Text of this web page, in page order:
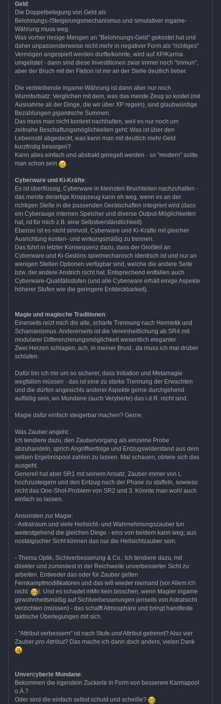
Geld :
Die Doppelbelegung von Geld als
Belohnungs-/Steigerungsmechanismus und simulativer ingame-
Währung muss weg.
Was vorher riesige Mengen an "Belohnungs-Geld" gekostet hat und
daher unpassenderweise nicht mehr in negativer Form als "richtiges"
Vermögen angespielt werden durfte/konnte, wird auf XP/Karma
umgelistet - dann sind diese Investitionen zwar immer noch "immun",
aber der Bruch mit der Fiktion ist mir an der Stelle deutlich lieber.
Die verbleibende ingame-Währung ist dann aber nur noch
Wurmfortsatz: Verglichen mit dem, was das meiste Zeug so kostet (mit
Ausnahme all der Dinge, die wir über XP regeln), sind glaubwürdige
Bezahlungen gigantischeSummen.
Das muss man nicht konkret nachhalten, weil es nur noch um
zeitnahe Beschaffungsmöglichkeiten geht: Was ist über den
Lebensstil abgedeckt, was kann man mit deutlich mehr Geld
kurzfristig besorgen?
Kann alles einfach und abstrakt geregelt werden - so "modern" sollte
man schon sein
Cyberware und Ki-Kräfte:
Es ist überflüssig, Cyberware in kleinsten Bruchteilen nachzuhalten -
das meiste derartige Kroppzeug kann eh weg, wenn es an der
richtigen Stelle in die passenden Gerätschaften integriert wird (dass
ein Cyberauge internen Speicher und diverse Output-Möglichkeiten
hat, ist für mich z.B. eine Selbstverständlichkeit).
Ebenso ist es nicht sinnvoll, Cyberware und Ki-Kräfte mit gleicher
Ausrichtung kosten- und wirkungsmäßig zu trennen.
Das führt in letzter Konsequenz dazu, dass der Großteil an
Cyberware und Ki-Gedöns spielmechanisch identisch ist und nur an
wenigen Stellen Optionen verfügbar sind, welche die andere Seite
bzw. der andere Anstrich nicht hat. Entsprechend entfallen auch
Cyberware-Qualitätsstufen (und alle Cyberware erhält einige Aspekte
höherer Stufen wie die geringere Entdeckbarkeit).
Magie und magische Traditionen:
Einerseits reizt mich die alte, scharfe Trennung nach Hermetik und
Schamanismus. Andererseits ist die Vereinheitlichung ab SR4 mit
modularer Differenzierungsmöglichkeit wesentlich eleganter.
Zwei Herzen schlagen, ach, in meiner Brust...da muss ich mal drüber
schlafen.
Dafür bin ich mir um so sicherer, dass Initiation und Metamagie
wegfallen müssen - das ist eine zu starke Trennung der Erwachten
und die dürfen angesichts anderer Aspekte gerne durchgehend
auffällig sein, wo Mundane (auch Veryberte) das i.d.R. nicht sind.
Magie dafür einfach steigerbar machen? Gerne.
Was Zauber angeht:
Ich tendiere dazu, den Zaubervorgang als einzelne Probe
abzuhandeln, sprich Angriffserfolge und Entzugswiderstand aus dem
selben Ergebnispool zahlen zu lassen. Mal schauen, ob/wie sich das
ausgeht.
Generell hat aber SR1 mit seinem Ansatz, Zauber immer von L
hochzusteigern und den Entzug nach der Phase zu staffeln, sowieso
nicht das One-Shot-Problem von SR2 und 3. Könnte man wohl auch
einfach so lassen.
Ansonsten zur Magie:
- Astralraum und viele Hellsicht- und Wahrnehmungszauber tun
weitestgehend die gleichen Dinge - eins von beidem kann weg; aus
nostalgischer Sicht können das nur die Hellsichtzauber sein.
- Thema Optik, Sichtverbesserung & Co.: Ich tendiere dazu, mit
direkter und zumindest in der Reichweite unverbesserter Sicht zu
arbeiten. Entweder das oder für Zauber gelten
Fernkampfmodifikatoren und das will wieder niemand (vor Allem ich
nicht
). Und es schadet mMn kein bisschen, wenn Magier ingame
gewohnheitsmäßig auf Sichtverbesserungen jenseits von Astralsicht
verzichten (müssen) - das schafft Atmosphäre und bringt handfeste
taktische Überlegungen mit sich.
- "Attribut verbessern" ist nach Stufe undAttribut getrennt? Also vier
Zauber pro Attribut? Das mache ich dann doch anders, vielen Dank
Unvercyberte Mundane:
Bekommen die irgendein Zuckerle in Form von besserem Karmapool
o.Ä.?
Oder sind die einfach selbst schuld und scheiße?